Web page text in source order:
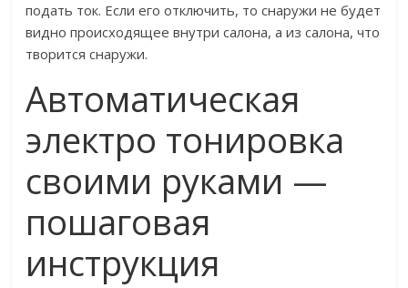
подать ток. Если его отключить, то снаружи не будет
видно происходящее внутри салона, а из салона, что
творится снаружи.
Автоматическая
электро тонировка
своими руками —
пошаговая
инструкция